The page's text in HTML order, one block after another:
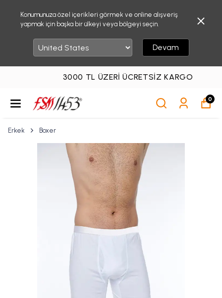
Konumunuza özel içerikleri görmek ve online alışveriş
yapmak için başka bir ülkeyi veya bölgeyi seçin.
Devam
3000 TL ÜZERI ÜCRETSIZ KARGO
0
Erkek Boxer